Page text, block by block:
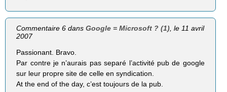
Commentaire 6 dansGoogle = Microsoft ? (1), le 11 avril
2007
Passionant. Bravo.
Par contre je n’aurais pas separé l’activité pub de google
sur leur propre site de celle en syndication.
At the end of the day, c’est toujours de la pub.